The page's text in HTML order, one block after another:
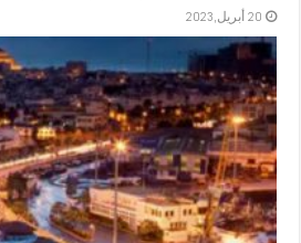
20 أبريل,2023